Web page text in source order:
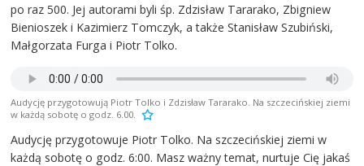
po raz 500. Jej autorami byli śp. Zdzisław Tararako, Zbigniew
Bienioszek i Kazimierz Tomczyk, a także Stanisław Szubiński,
Małgorzata Furga i Piotr Tolko.
Audycję przygotowują Piotr Tolko i Zdzisław Tararako. Na szczecińskiej ziemi
w każdą sobotę o godz. 6.00.
Audycję przygotowuje Piotr Tolko. Na szczecińskiej ziemi w
każdą sobotę o godz. 6:00. Masz ważny temat, nurtuje Cię jakaś